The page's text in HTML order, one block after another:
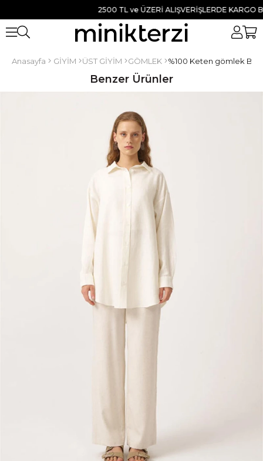
2500 TL ve ÜZERİ ALIŞVERİŞLERDE KARGO
Anasayfa GİYİM ÜST GİYİM GÖMLEK %100 Keten gömlek
Benzer Ürünler